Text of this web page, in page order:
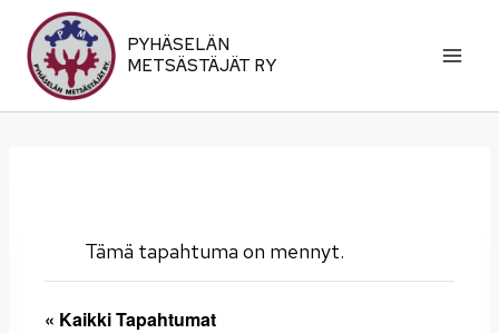
sisältöön
PYHÄSELÄN
METSÄSTÄJÄT RY
Tämä tapahtuma on mennyt.
« Kaikki Tapahtumat